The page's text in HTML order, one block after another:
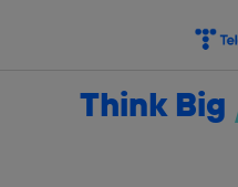
Think Big